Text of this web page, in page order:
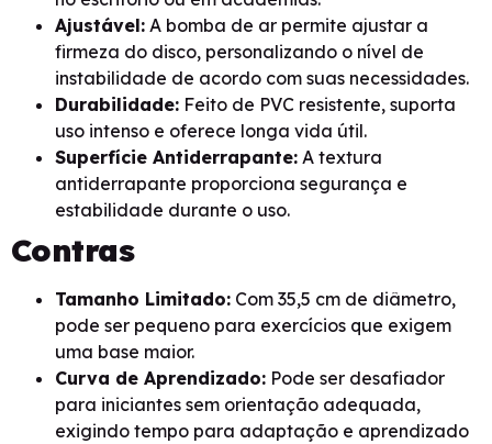
Ajustável: A bomba de ar permite ajustar a
firmeza do disco, personalizando o nível de
instabilidade de acordo com suas necessidades.
Durabilidade: Feito de PVC resistente, suporta
uso intenso e oferece longa vida útil.
Superfície Antiderrapante: A textura
antiderrapante proporciona segurança e
estabilidade durante o uso.
Contras
Tamanho Limitado: Com 35,5 cm de diâmetro,
pode ser pequeno para exercícios que exigem
uma base maior.
Curva de Aprendizado: Pode ser desafiador
para iniciantes sem orientação adequada,
exigindo tempo para adaptação e aprendizado